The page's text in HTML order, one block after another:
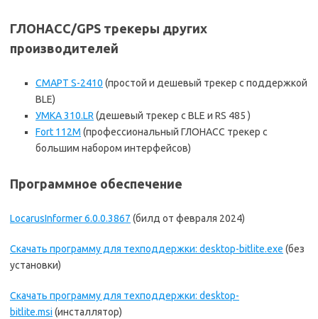
ГЛОНАСС/GPS трекеры других
производителей
СМАРТ S-2410 (простой и дешевый трекер с поддержкой
BLE)
УМКА 310.LR (дешевый трекер с BLE и RS 485 )
Fort 112M (профессиональный ГЛОНАСС трекер с
большим набором интерфейсов)
Программное обеспечение
LocarusInformer 6.0.0.3867 (билд от февраля 2024)
Скачать программу для техподдержки: desktop-bitlite.exe (без
установки)
Скачать программу для техподдержки: desktop-
bitlite.msi (инсталлятор)